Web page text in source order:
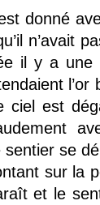
donné
n’avait
il y a une
ciel est
se
sur la
et le